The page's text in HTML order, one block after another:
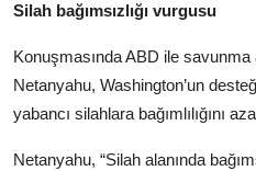
Silah bağımsızlığı vurgusu
Konuşmasında ABD ile
Netanyahu, Washington’un
yabancı silahlara bağımlılığını
Netanyahu, “Silah alanında